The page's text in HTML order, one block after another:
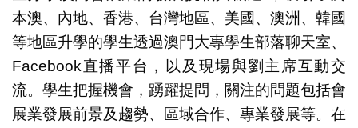
本澳、內地、香港、台灣地區、美國、澳洲、韓國
等地區升學的學生透過澳門大專學生部落聊天室、
Facebook直播平台，以及現場與劉主席互動交
流。學生把握機會，踴躍提問，關注的問題包括會
展業發展前景及趨勢、區域合作、專業發展等。在